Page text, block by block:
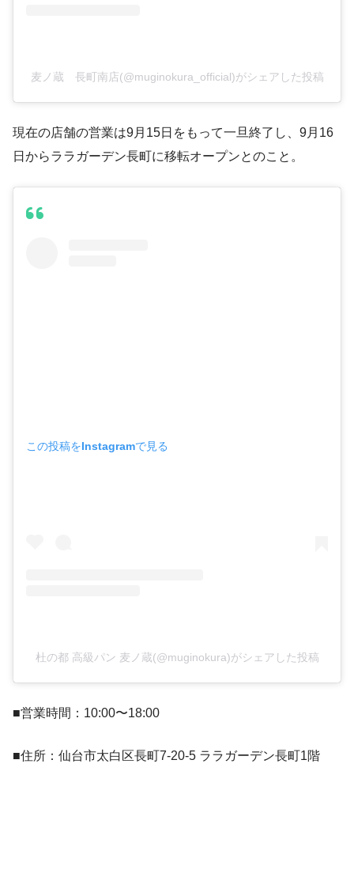
麦ノ蔵 長町南店(@muginokura_official)がシェアした投稿
現在の店舗の営業は9月15日をもって一旦終了し、9月16
日からララガーデン長町に移転オープンとのこと。
この投稿をInstagramで見る
杜の都 高級パン 麦ノ蔵(@muginokura)がシェアした投稿
■営業時間：10:00〜18:00
■住所：仙台市太白区長町7-20-5 ララガーデン長町1階